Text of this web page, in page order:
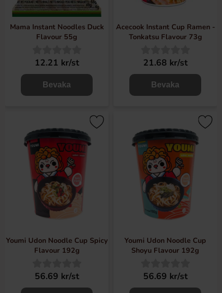
Mama Instant Noodles Duck
Flavour 55g
12.21 kr/st
Bevaka
Acecook Instant Cup Ramen -
Tonkatsu Flavour 73g
21.68 kr/st
Bevaka
Youmi Udon Noodle Cup Spicy
Flavour 192g
56.69 kr/st
Youmi Udon Noodle Cup
Shoyu Flavour 192g
56.69 kr/st